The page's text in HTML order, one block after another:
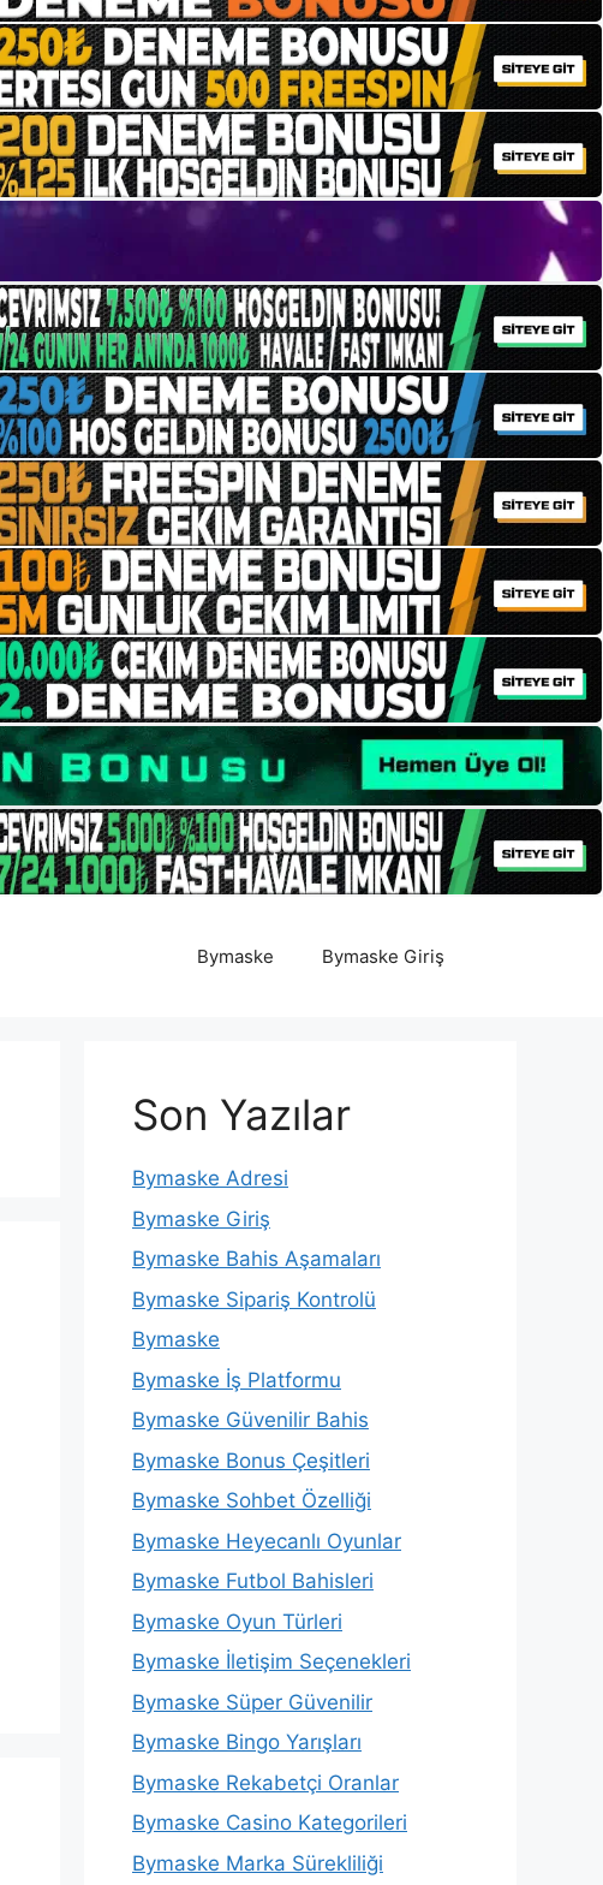
Bymaske Bymaske Giriş
Son Yazılar
Bymaske Adresi
Bymaske Giriş
Bymaske Bahis Aşamaları
Bymaske Sipariş Kontrolü
Bymaske
Bymaske İş Platformu
Bymaske Güvenilir Bahis
Bymaske Bonus Çeşitleri
Bymaske Sohbet Özelliği
Bymaske Heyecanlı Oyunlar
Bymaske Futbol Bahisleri
Bymaske Oyun Türleri
Bymaske İletişim Seçenekleri
Bymaske Süper Güvenilir
Bymaske Bingo Yarışları
Bymaske Rekabetçi Oranlar
Bymaske Casino Kategorileri
Bymaske Marka Sürekliliği